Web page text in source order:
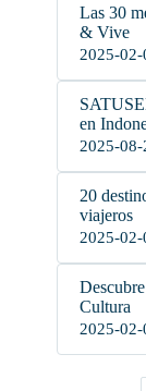
Las 30
& Vive
2025-02-
en
2025-08-
20
viajeros
2025-02-
Cultura
2025-02-